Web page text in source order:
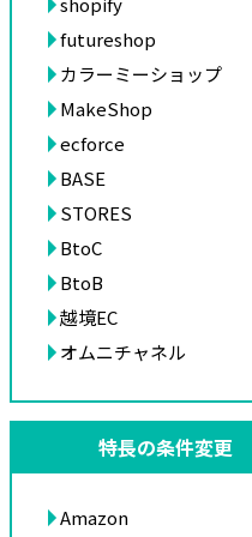
futureshop
カラーミーショップ
MakeShop
ecforce
BASE
STORES
BtoC
BtoB
越境EC
オムニチャネル
特長の条件変更
Amazon